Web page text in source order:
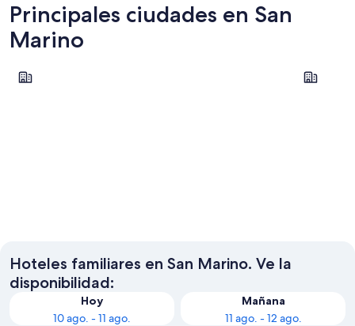
Principales ciudades en San
Marino
San Marino Serravalle
Hoteles familiares en San Marino. Ve la
disponibilidad:
Hoy
10 ago. - 11 ago.
Mañana
11 ago. - 12 ago.